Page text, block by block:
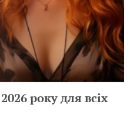
року для всіх